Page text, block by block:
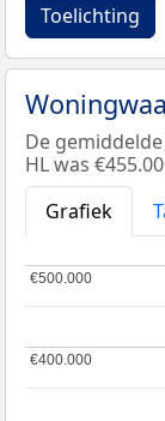
Toelichting
De gemiddelde
HL was
Grafiek
€400.000
€400.000
€500.000
€500.000